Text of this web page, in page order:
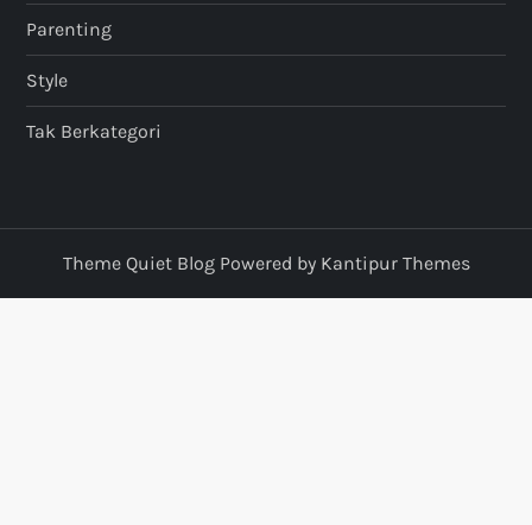
Parenting
Style
Tak Berkategori
Theme Quiet Blog Powered by Kantipur Themes